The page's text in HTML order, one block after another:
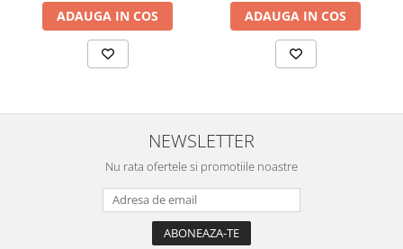
ADAUGA IN COS ADAUGA IN COS
NEWSLETTER
Nu rata ofertele si promotiile noastre